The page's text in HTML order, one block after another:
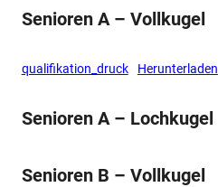
Senioren A – Vollkugel
qualifikation_druck Herunterladen
Senioren A – Lochkugel
Senioren B – Vollkugel